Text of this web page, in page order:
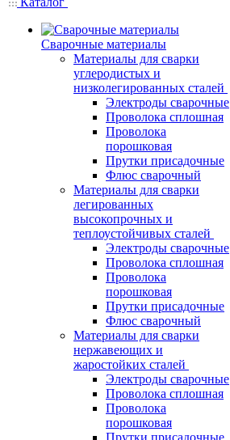
Сварочные материалы
Материалы для сварки
углеродистых и
низколегированных сталей
Электроды сварочные
Проволока сплошная
Проволока
порошковая
Прутки присадочные
Флюс сварочный
Материалы для сварки
легированных
высокопрочных и
теплоустойчивых сталей
Электроды сварочные
Проволока сплошная
Проволока
порошковая
Прутки присадочные
Флюс сварочный
Материалы для сварки
нержавеющих и
жаростойких сталей
Электроды сварочные
Проволока сплошная
Проволока
порошковая
Прутки присадочные